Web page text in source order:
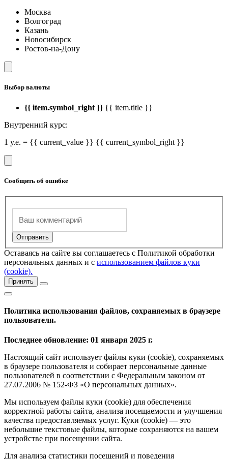
Москва
Волгоград
Казань
Новосибирск
Ростов-на-Дону
Выбор валюты
{{ item.symbol_right }} {{ item.title }}
Внутренний курс:
1 у.е. = {{ current_value }} {{ current_symbol_right }}
Сообщить об ошибке
Оставаясь на сайте вы соглашаетесь с Политикой обработки
персональных данных и с использованием файлов куки
(cookie).
Принять
Политика использования файлов, сохраняемых в браузере
пользователя.
Последнее обновление: 01 января 2025 г.
Настоящий сайт использует файлы куки (cookie), сохраняемых
в браузере пользователя и собирает персональные данные
пользователей в соответствии с Федеральным законом от
27.07.2006 № 152-ФЗ «О персональных данных».
Мы используем файлы куки (cookie) для обеспечения
корректной работы сайта, анализа посещаемости и улучшения
качества предоставляемых услуг. Куки (cookie) — это
небольшие текстовые файлы, которые сохраняются на вашем
устройстве при посещении сайта.
Для анализа статистики посещений и поведения